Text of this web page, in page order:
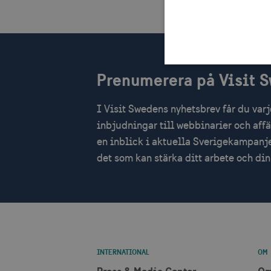
Prenumerera på Visit
I Visit Swedens nyhetsbrev får du
inbjudningar till webbinarier och
en inblick i aktuella
det som kan stärka ditt arbete och
INTERNATIONAL OM
Strikt nödvändiga cookies
Webbplatsen kan inte
Namn
csrftoken
__cf_bm